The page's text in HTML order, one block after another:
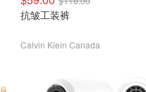
抗皱工装裤
Calvin Klein Canada